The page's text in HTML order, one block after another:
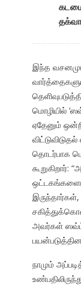
இந்த
மொழியில்
ஏதேனும்
தொடர்பாக
கூறுகிறார்:
அவர்கள்
நாமும்